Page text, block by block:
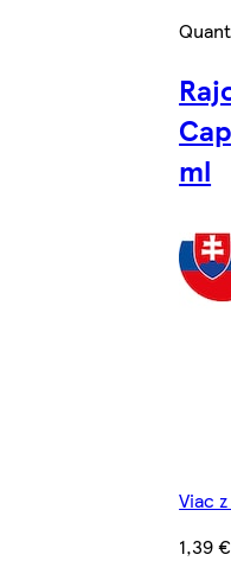
ml
Viac
1,39 €